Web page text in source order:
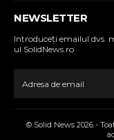
NEWSLETTER
Introduceţi emailul dvs.
ul SolidNews.ro
© Solid News 2026 -